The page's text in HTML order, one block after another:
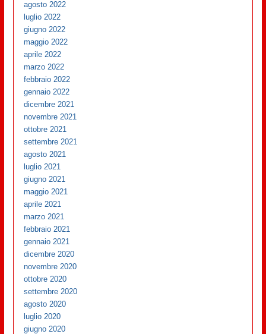
agosto 2022
luglio 2022
giugno 2022
maggio 2022
aprile 2022
marzo 2022
febbraio 2022
gennaio 2022
dicembre 2021
novembre 2021
ottobre 2021
settembre 2021
agosto 2021
luglio 2021
giugno 2021
maggio 2021
aprile 2021
marzo 2021
febbraio 2021
gennaio 2021
dicembre 2020
novembre 2020
ottobre 2020
settembre 2020
agosto 2020
luglio 2020
giugno 2020